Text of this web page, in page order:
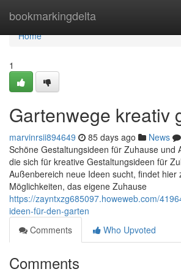
bookmarkingdelta
Home
Home
1
Gartenwege kreativ
marvinrsii894649 85 days ago News
Schöne Gestaltungsideen für Zuhause und
die sich für kreative Gestaltungsideen für
Außenbereich neue Ideen sucht, findet hier
Möglichkeiten, das eigene Zuhause
https://zayntxzg685097.howeweb.com/
ideen-für-den-garten
Comments
Who Upvoted
Comments